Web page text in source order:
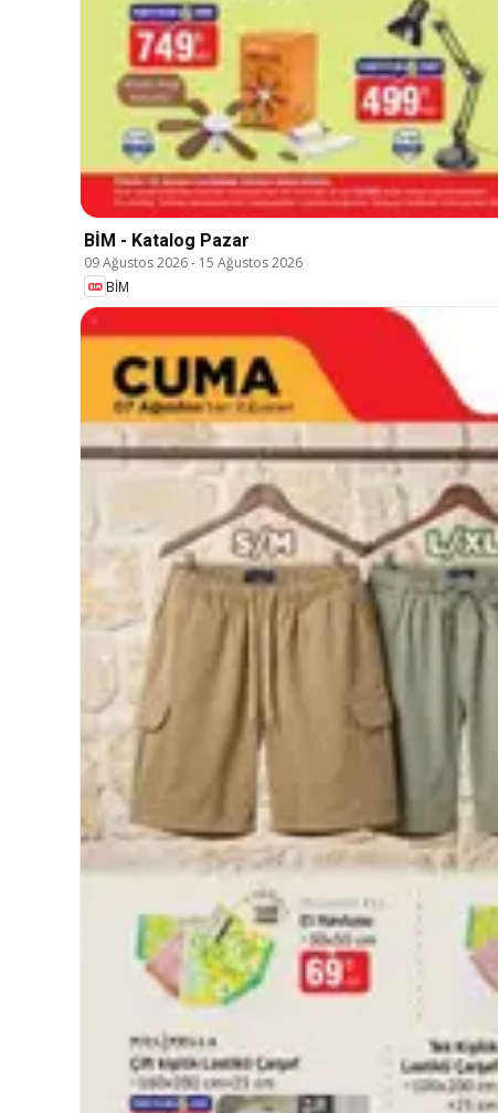
BİM - Katalog Pazar
09 Ağustos 2026- 15 Ağustos 2026
BİM